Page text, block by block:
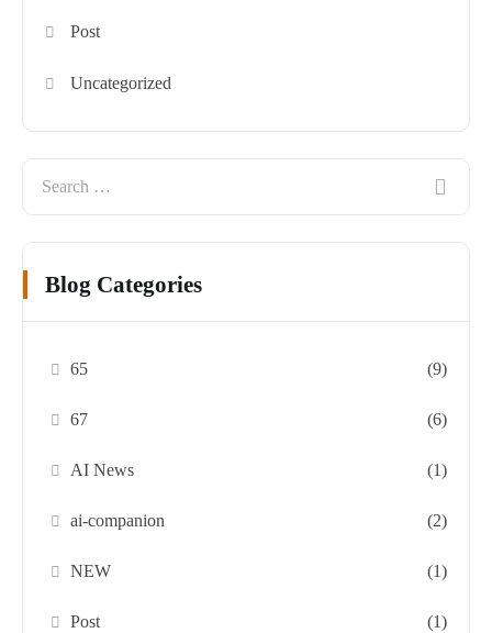
Post
Uncategorized
Blog Categories
65 (9)
67 (6)
AI News (1)
ai-companion (2)
NEW (1)
Post (1)